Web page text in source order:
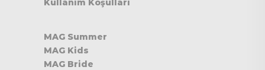
MAG Summer
MAG Kids
MAG Bride